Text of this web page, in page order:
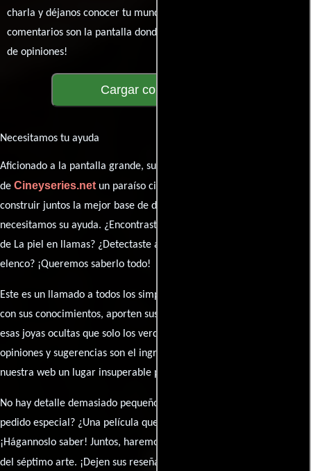
charla y déjanos conocer tu mundo cinematográfico. ¡Los
comentarios son la pantalla donde se proyecta nuestra diversidad
de opiniones!
Cargar comentarios
Necesitamos tu ayuda
Aficionado a la pantalla grande, su participación es clave para hacer
de Cineyseries.netun paraíso cinéfilo completo. Queremos
construir juntos la mejor base de datos cinematográfica, pero
necesitamos su ayuda. ¿Encontraste algún dato faltante en la ficha
de La piel en llamas? ¿Detectaste algún error en la sinopsis o el
elenco? ¡Queremos saberlo todo!
Este es un llamado a todos los simpatizantes del cine: contribuyan
con sus conocimientos, aporten sus descubrimientos y compartan
esas joyas ocultas que solo los verdaderos fanáticos conocen. Sus
opiniones y sugerencias son el ingrediente secreto que hará de
nuestra web un lugar insuperable para los amantes del celuloide.
No hay detalle demasiado pequeño ni opinión insignificante. ¿Algún
pedido especial? ¿Una película que sueñas con ver reseñada?
¡Hágannoslo saber! Juntos, haremos de esta comunidad el epicentro
del séptimo arte. ¡Dejen sus reseña en la